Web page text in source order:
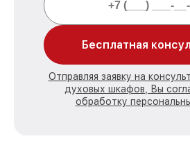
Бесплатная
Отправляя заявку на
духовых шкафов, Вы
обработку